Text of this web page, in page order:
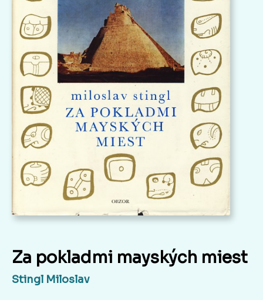
Za pokladmi mayských miest
Stingl Miloslav